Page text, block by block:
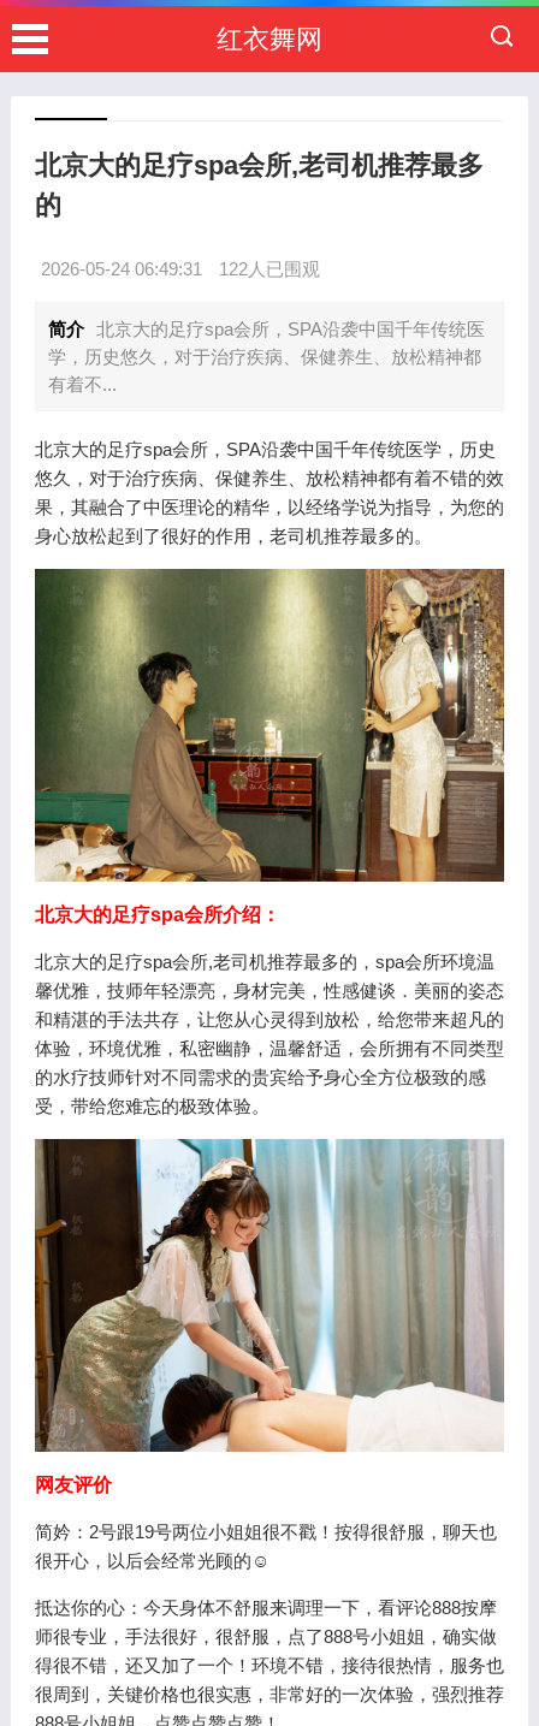
红衣舞网
北京大的足疗spa会所,老司机推荐最多
的
2026-05-24 06:49:31 122人已围观
简介 北京大的足疗spa会所，SPA沿袭中国千年传统医
学，历史悠久，对于治疗疾病、保健养生、放松精神都
有着不...
北京大的足疗spa会所，SPA沿袭中国千年传统医学，历史
悠久，对于治疗疾病、保健养生、放松精神都有着不错的效
果，其融合了中医理论的精华，以经络学说为指导，为您的
身心放松起到了很好的作用，老司机推荐最多的。
北京大的足疗spa会所介绍：
北京大的足疗spa会所,老司机推荐最多的，spa会所环境温
馨优雅，技师年轻漂亮，身材完美，性感健谈．美丽的姿态
和精湛的手法共存，让您从心灵得到放松，给您带来超凡的
体验，环境优雅，私密幽静，温馨舒适，会所拥有不同类型
的水疗技师针对不同需求的贵宾给予身心全方位极致的感
受，带给您难忘的极致体验。
网友评价
简妗：2号跟19号两位小姐姐很不戳！按得很舒服，聊天也
很开心，以后会经常光顾的☺️
抵达你的心：今天身体不舒服来调理一下，看评论888按摩
师很专业，手法很好，很舒服，点了888号小姐姐，确实做
得很不错，还又加了一个！环境不错，接待很热情，服务也
很周到，关键价格也很实惠，非常好的一次体验，强烈推荐